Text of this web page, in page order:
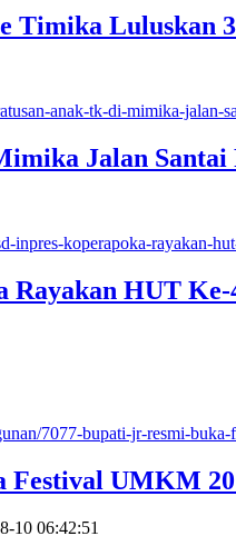
Timika Luluskan
Jalan
Rayakan HUT
Festival UMKM
10 06:42:51